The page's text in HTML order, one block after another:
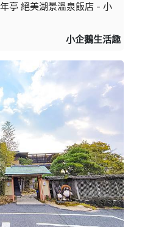
亭 絕美湖景溫泉飯店 - 小
小企鵝生活趣